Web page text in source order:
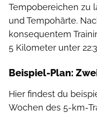
Tempobereichen zu
und Tempohärte.
konsequentem
5 Kilometer unter
Beispiel-Plan:
Hier findest du
Wochen des 5-km-